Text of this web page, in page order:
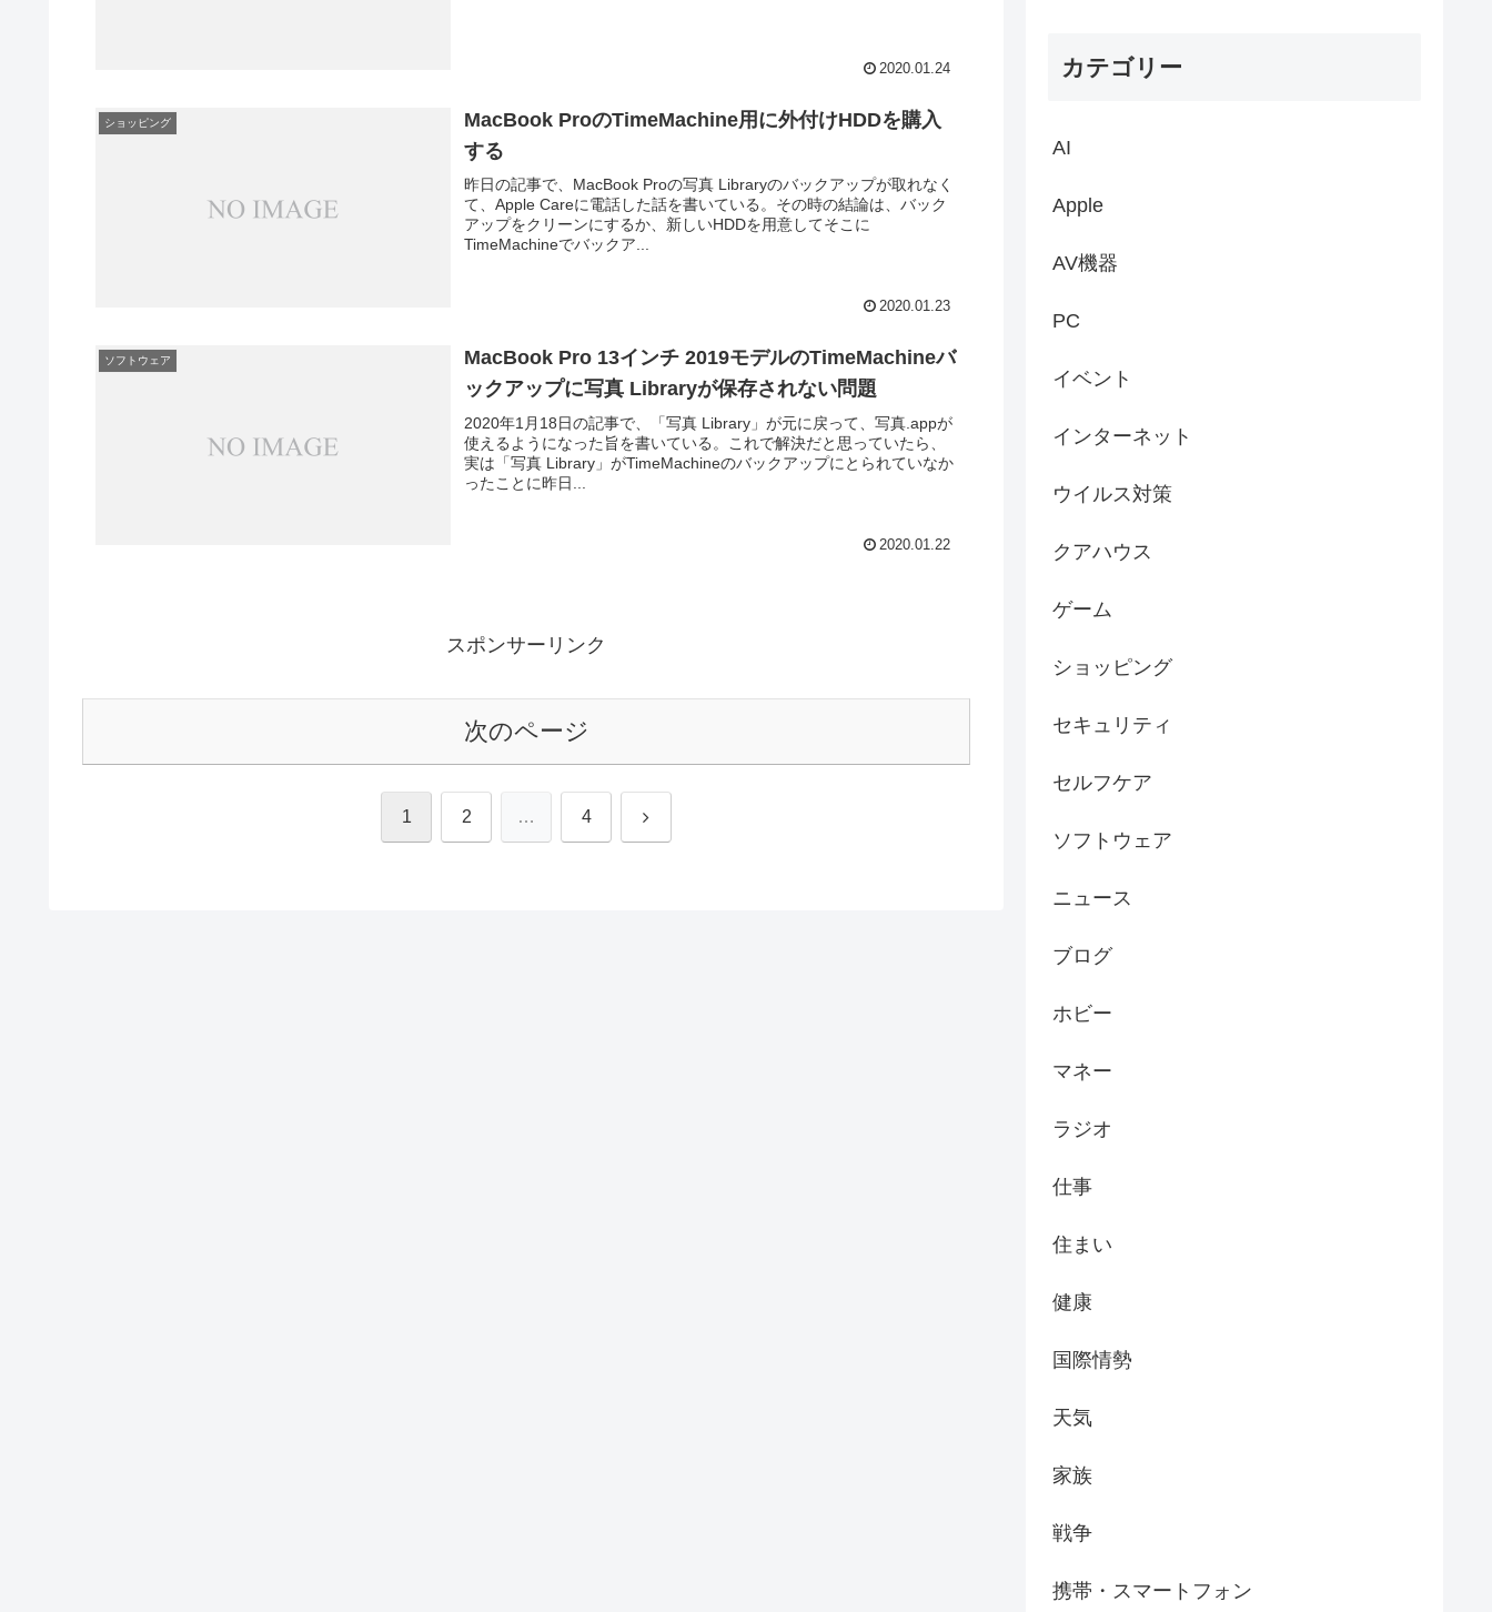
2020.01.24
ショッピング
MacBook ProのTimeMachine用に外付けHDDを購入
する
昨日の記事で、MacBook Proの写真 Libraryのバックアップが取れなく
て、Apple Careに電話した話を書いている。その時の結論は、バック
アップをクリーンにするか、新しいHDDを用意してそこに
TimeMachineでバックア...
2020.01.23
ソフトウェア
MacBook Pro 13インチ 2019モデルのTimeMachineバ
ックアップに写真 Libraryが保存されない問題
2020年1月18日の記事で、「写真 Library」が元に戻って、写真.appが
使えるようになった旨を書いている。これで解決だと思っていたら、
実は「写真 Library」がTimeMachineのバックアップにとられていなか
ったことに昨日...
2020.01.22
スポンサーリンク
次のページ
1 2 … 4 次
カテゴリー
AI
Apple
AV機器
PC
イベント
インターネット
ウイルス対策
クアハウス
ゲーム
ショッピング
セキュリティ
セルフケア
ソフトウェア
ニュース
ブログ
ホビー
マネー
ラジオ
仕事
住まい
健康
国際情勢
天気
家族
戦争
携帯・スマートフォン